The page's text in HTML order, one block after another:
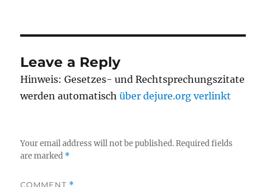
Leave a Reply
Hinweis: Gesetzes- und Rechtsprechungszitate
werden automatischüber dejure.org verlinkt
Your email address will not be published. Required fields
are marked *
COMMENT